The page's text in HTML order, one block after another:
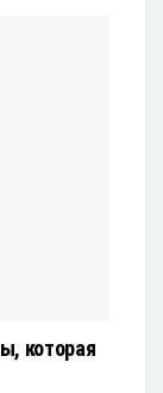
которая